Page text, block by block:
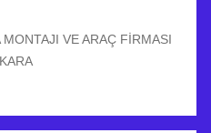
VE ARAÇ FİRMASI